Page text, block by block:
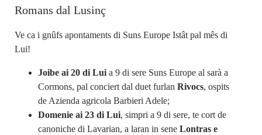
Romans dal Lusinç
Ve ca i gnûfs apontaments di Suns Europe Istât pal mês di
Lui!
Joibe ai 20 di Luia 9 di sere Suns Europe al sarà a
Cormons, pal conciert dal duet furlan Rivocs, ospits
de Azienda agricola Barbieri Adele;
Domenie ai 23 di Lui, simpri a 9 di sere, te cort de
canoniche di Lavarian, a laran in sene Lontras e